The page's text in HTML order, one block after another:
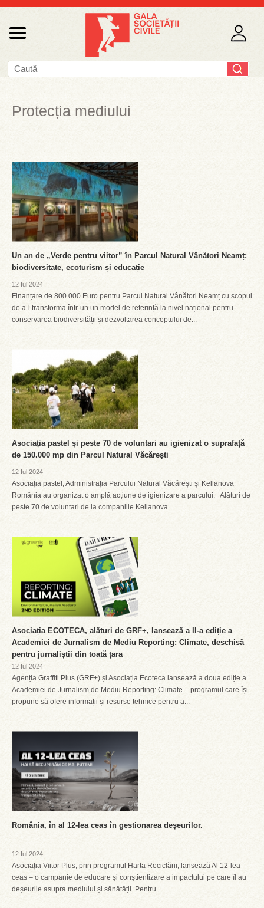
Protecția mediului
Un an de „Verde pentru viitor” în Parcul Natural Vânători Neamț:
biodiversitate, ecoturism și educație
12 Iul 2024
Finanțare de 800.000 Euro pentru Parcul Natural Vânători Neamț cu scopul
de a-l transforma într-un un model de referință la nivel național pentru
conservarea biodiversității și dezvoltarea conceptului de...
Asociația pastel și peste 70 de voluntari au igienizat o suprafață
de 150.000 mp din Parcul Natural Văcărești
12 Iul 2024
Asociația pastel, Administrația Parcului Natural Văcărești și Kellanova
România au organizat o amplă acțiune de igienizare a parcului. Alături de
peste 70 de voluntari de la companiile Kellanova...
Asociația ECOTECA, alături de GRF+, lansează a II-a ediție a
Academiei de Jurnalism de Mediu Reporting: Climate, deschisă
pentru jurnaliștii din toată țara
12 Iul 2024
Agenția Graffiti Plus (GRF+) și Asociația Ecoteca lansează a doua ediție a
Academiei de Jurnalism de Mediu Reporting: Climate – programul care își
propune să ofere informații și resurse tehnice pentru a...
România, în al 12-lea ceas în gestionarea deșeurilor.
12 Iul 2024
Asociația Viitor Plus, prin programul Harta Reciclării, lansează Al 12-lea
ceas – o campanie de educare și conștientizare a impactului pe care îl au
deșeurile asupra mediului și sănătății. Pentru...